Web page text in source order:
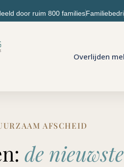
door ruim 800 families
Overlijden
AFSCHEID
de